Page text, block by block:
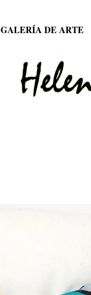
GALERÍA DE ARTE